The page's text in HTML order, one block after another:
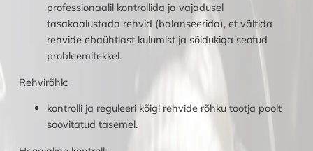
professionaalil kontrollida ja vajadusel
tasakaalustada rehvid (balanseerida), et vältida
rehvide ebaühtlast kulumist ja sõidukiga seotud
probleemitekkel.
Rehvirõhk:
kontrolli ja reguleeri kõigi rehvide rõhku tootja poolt
soovitatud tasemel.